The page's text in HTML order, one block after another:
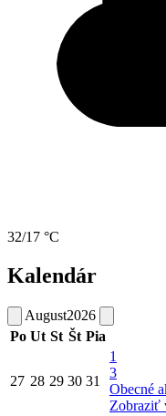
32/17 °C
Kalendár
August2026
Po Ut St Št Pia
27 28 29 30 31
1
3
Obecné
Zobraziť